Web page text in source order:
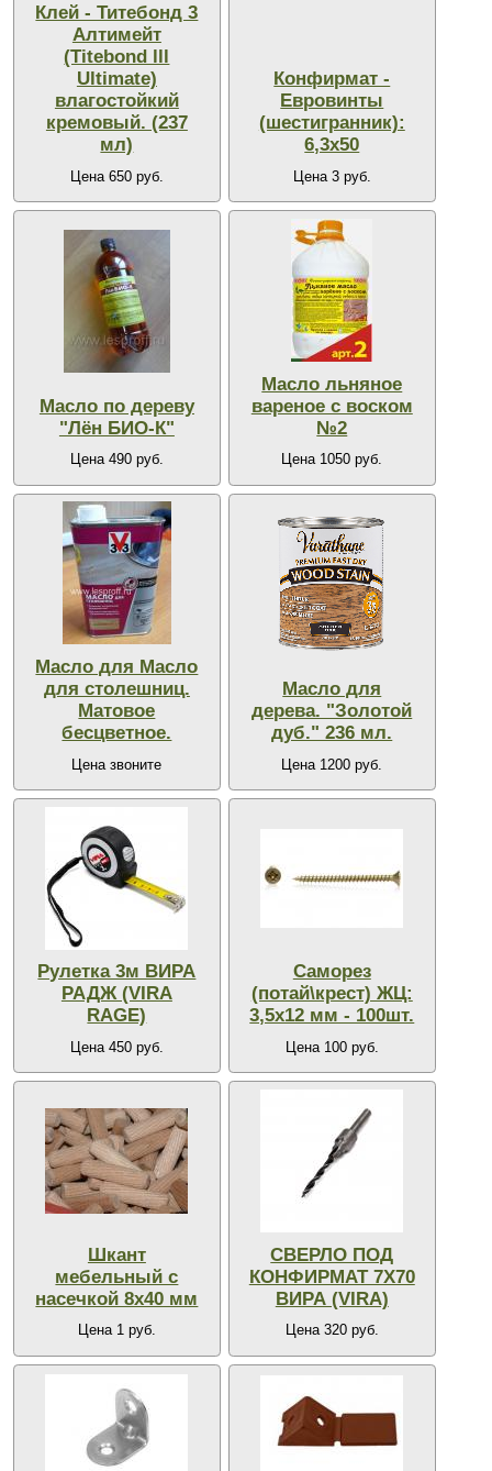
Клей - Титебонд 3
Алтимейт
(Titebond lll
Ultimate)
влагостойкий
кремовый. (237
мл)
Цена 650 руб.
Конфирмат -
Евровинты
(шестигранник):
6,3х50
Цена 3 руб.
Масло по дереву
"Лён БИО-К"
Цена 490 руб.
Масло льняное
вареное с воском
№2
Цена 1050 руб.
Масло для Масло
для столешниц.
Матовое
бесцветное.
Цена звоните
Масло для
дерева. "Золотой
дуб." 236 мл.
Цена 1200 руб.
Рулетка 3м ВИРА
РАДЖ (VIRA
RAGE)
Цена 450 руб.
Саморез
(потай\крест) ЖЦ:
3,5х12 мм - 100шт.
Цена 100 руб.
Шкант
мебельный с
насечкой 8х40 мм
Цена 1 руб.
СВЕРЛО ПОД
КОНФИРМАТ 7Х70
ВИРА (VIRA)
Цена 320 руб.